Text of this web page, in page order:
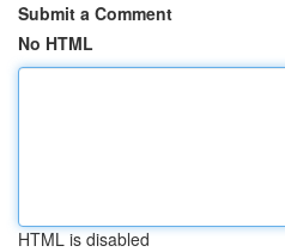
Submit a Comment
No HTML
HTML is disabled